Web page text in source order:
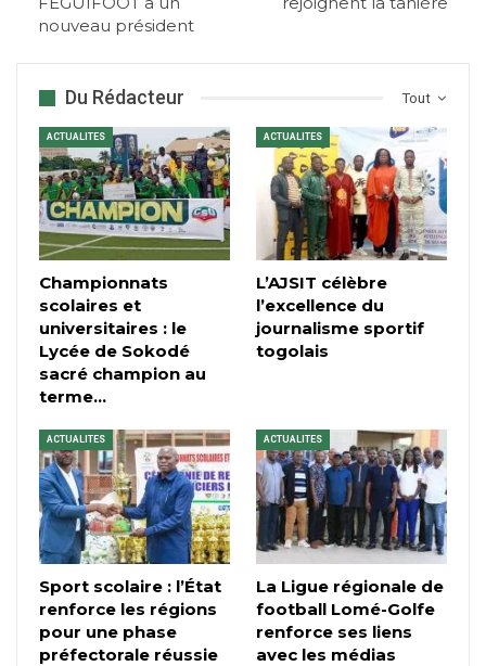
nouveau président
Tout
Du Rédacteur
ACTUALITES
Championnats
scolaires et
universitaires : le
Lycée de Sokodé
sacré champion au
terme…
ACTUALITES
L’AJSIT célèbre
l’excellence du
journalisme sportif
togolais
ACTUALITES
Sport scolaire : l’État
renforce les régions
pour une phase
préfectorale réussie
ACTUALITES
La Ligue régionale de
football Lomé-Golfe
renforce ses liens
avec les médias